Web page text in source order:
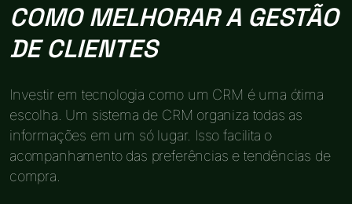
COMO MELHORAR A GESTÃO
DE CLIENTES
Investir em tecnologia como um CRM é uma ótima
escolha. Um sistema de CRM organiza todas as
informações em um só lugar. Isso facilita o
acompanhamento das preferências e tendências de
compra.